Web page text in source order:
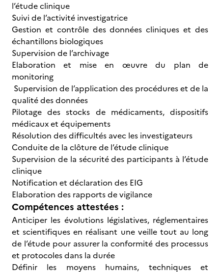
l’étude clinique
Suivi de l’activité investigatrice
Gestion et contrôle des données cliniques et des
échantillons biologiques
Supervision de l’archivage
Elaboration et mise en œuvre du plan de
monitoring
Supervision de l’application des procédures et de la
qualité des données
Pilotage des stocks de médicaments, dispositifs
médicaux et équipements
Résolution des difficultés avec les investigateurs
Conduite de la clôture de l’étude clinique
Supervision de la sécurité des participants à l’étude
clinique
Notification et déclaration des EIG
Elaboration des rapports de vigilance
Compétences attestées :
Anticiper les évolutions législatives, réglementaires
et scientifiques en réalisant une veille tout au long
de l’étude pour assurer la conformité des processus
et protocoles dans la durée
Définir les moyens humains, techniques et